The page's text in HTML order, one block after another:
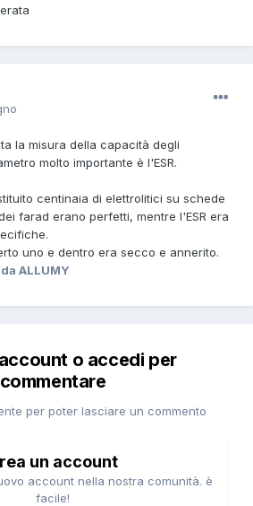
la misura della capacità degli
molto importante è l'ESR.
centinaia di elettrolitici su schede
farad erano perfetti, mentre l'ESR era
uno e dentro era secco e annerito.
da ALLUMY
o accedi per
commentare
per poter lasciare un commento
un account
account nella nostra comunità. è
facile!